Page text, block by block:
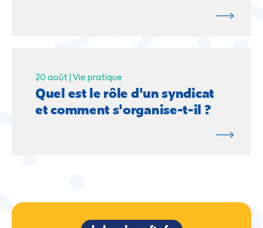
20 août | Vie pratique
Quel est le rôle d'un syndicat
et comment s'organise-t-il ?